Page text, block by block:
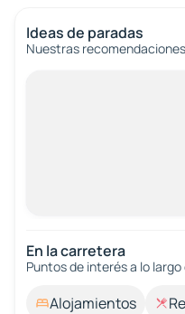
Ideas de paradas
Nuestras
En la carretera
Puntos de interés a lo
Alojamientos